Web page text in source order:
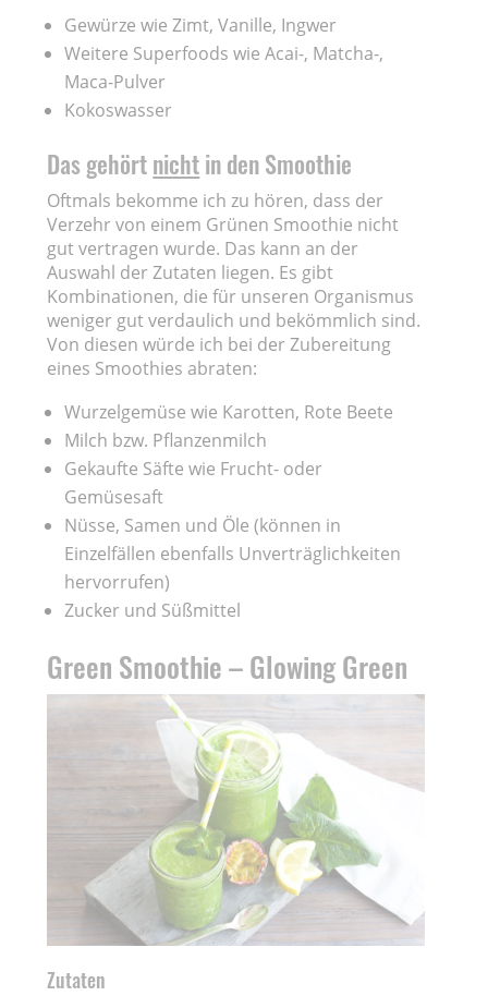
Gewürze wie Zimt, Vanille, Ingwer
Weitere Superfoods wie Acai-, Matcha-,
Maca-Pulver
Kokoswasser
Das gehörtnichtin den Smoothie
Oftmals bekomme ich zu hören, dass der
Verzehr von einem Grünen Smoothie nicht
gut vertragen wurde. Das kann an der
Auswahl der Zutaten liegen. Es gibt
Kombinationen, die für unseren Organismus
weniger gut verdaulich und bekömmlich sind.
Von diesen würde ich bei der Zubereitung
eines Smoothies abraten:
Wurzelgemüse wie Karotten, Rote Beete
Milch bzw. Pflanzenmilch
Gekaufte Säfte wie Frucht- oder
Gemüsesaft
Nüsse, Samen und Öle (können in
Einzelfällen ebenfalls Unverträglichkeiten
hervorrufen)
Zucker und Süßmittel
Green Smoothie – Glowing Green
Zutaten